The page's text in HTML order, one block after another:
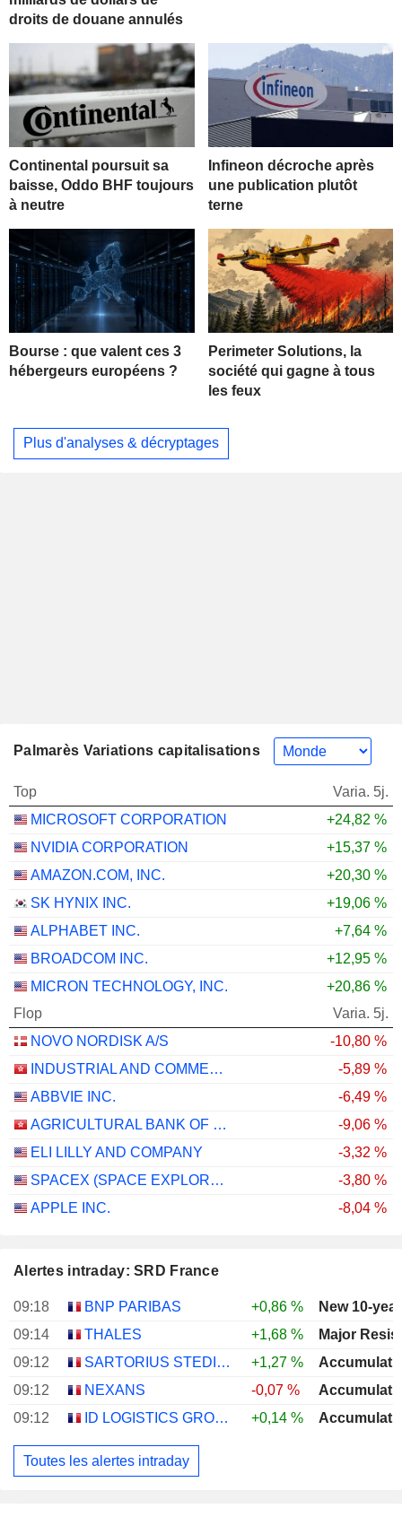
droits de douane annulés
Continental poursuit sa
baisse, Oddo BHF toujours
à neutre
Infineon décroche après
une publication plutôt
terne
Bourse : que valent ces 3
hébergeurs européens ?
Perimeter Solutions, la
société qui gagne à tous
les feux
Plus d'analyses & décryptages
Palmarès Variations capitalisations
Top
Varia. 5j.
MICROSOFT CORPORATION
+24,82 %
NVIDIA CORPORATION
+15,37 %
AMAZON.COM, INC.
+20,30 %
SK HYNIX INC.
+19,06 %
ALPHABET INC.
+7,64 %
BROADCOM INC.
+12,95 %
MICRON TECHNOLOGY, INC.
+20,86 %
Flop
Varia. 5j.
NOVO NORDISK A/S
-10,80 %
INDUSTRIAL AND COMMERCIAL BANK OF CHINA LIMITED
-5,89 %
ABBVIE INC.
-6,49 %
AGRICULTURAL BANK OF CHINA LIMITED
-9,06 %
ELI LILLY AND COMPANY
-3,32 %
SPACEX (SPACE EXPLORATION TECHNOLOGIES)
-3,80 %
APPLE INC.
-8,04 %
Alertes intraday: SRD France
09:18 BNP PARIBAS +0,86 %
New 10-
09:14
THALES +1,68 %
Major
09:12
SARTORIUS STEDIM BIOTECH +1,27 %
09:12
NEXANS -0,07 %
09:12
ID LOGISTICS GROUP +0,14 %
Toutes les alertes intraday